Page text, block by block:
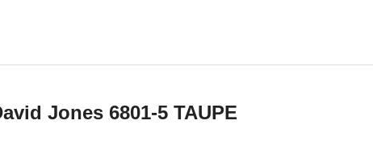
Jones 6801-5 TAUPE